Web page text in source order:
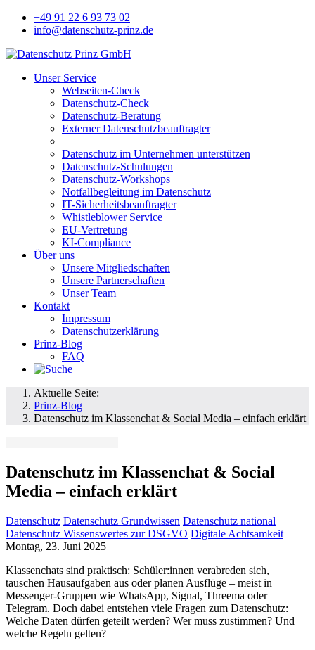
+49 91 22 6 93 73 02
info@datenschutz-prinz.de
Unser Service
Webseiten-Check
Datenschutz-Check
Datenschutz-Beratung
Externer Datenschutzbeauftragter
Datenschutz im Unternehmen unterstützen
Datenschutz-Schulungen
Datenschutz-Workshops
Notfallbegleitung im Datenschutz
IT-Sicherheitsbeauftragter
Whistleblower Service
EU-Vertretung
KI-Compliance
Über uns
Unsere Mitgliedschaften
Unsere Partnerschaften
Unser Team
Kontakt
Impressum
Datenschutzerklärung
Prinz-Blog
FAQ
Aktuelle Seite:
Prinz-Blog
Datenschutz im Klassenchat & Social Media – einfach erklärt
Datenschutz im Klassenchat & Social
Media – einfach erklärt
Datenschutz Datenschutz Grundwissen Datenschutz national
Datenschutz Wissenswertes zur DSGVO Digitale Achtsamkeit
Montag, 23. Juni 2025
Klassenchats sind praktisch: Schüler:innen verabreden sich,
tauschen Hausaufgaben aus oder planen Ausflüge – meist in
Messenger-Gruppen wie WhatsApp, Signal, Threema oder
Telegram. Doch dabei entstehen viele Fragen zum Datenschutz:
Welche Daten dürfen geteilt werden? Wer muss zustimmen? Und
welche Regeln gelten?